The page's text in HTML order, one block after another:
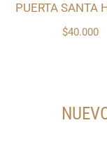
$40.000
PUERTA SANTA